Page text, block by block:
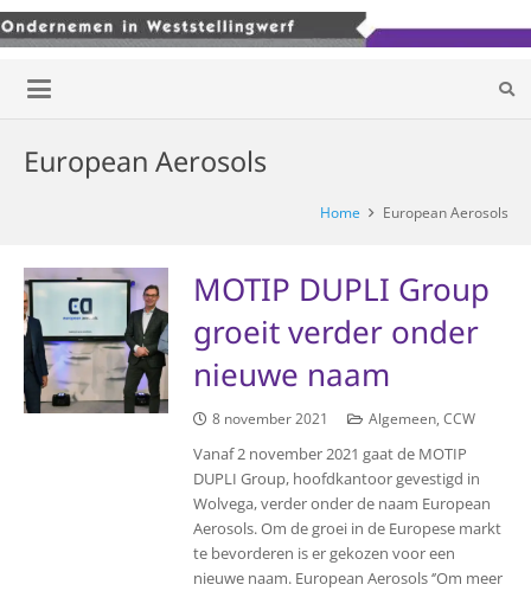
European Aerosols
Home European Aerosols
MOTIP DUPLI Group
groeit verder onder
nieuwe naam
8 november 2021 Algemeen, CCW
Vanaf 2 november 2021 gaat de MOTIP
DUPLI Group, hoofdkantoor gevestigd in
Wolvega, verder onder de naam European
Aerosols. Om de groei in de Europese markt
te bevorderen is er gekozen voor een
nieuwe naam. European Aerosols ‘’Om meer